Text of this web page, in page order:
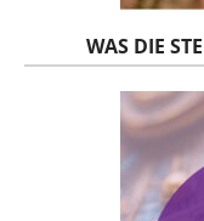
WAS DIE